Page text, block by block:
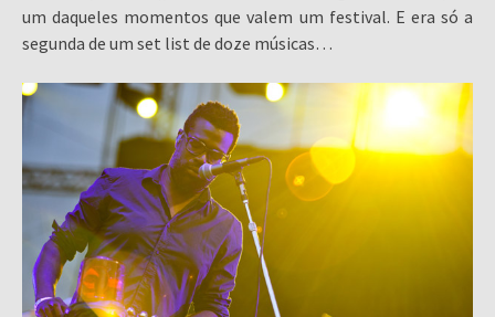
um daqueles momentos que valem um festival. E era só a
segunda de um set list de doze músicas…